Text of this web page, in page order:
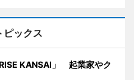
ピックス
KANSAI」 起業家やク